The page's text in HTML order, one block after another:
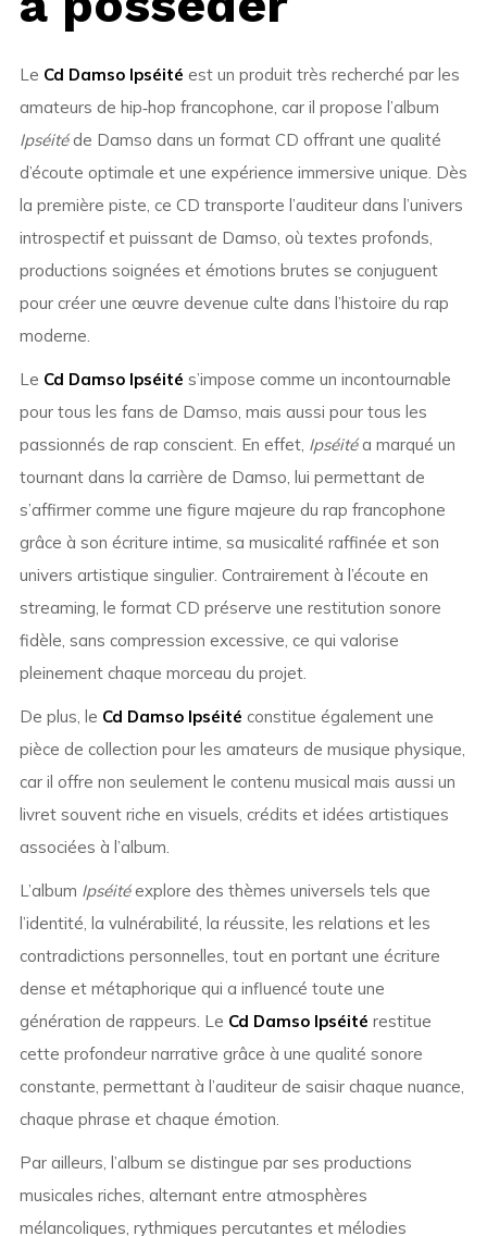
Le Cd Damso Ipséité est un produit très recherché par les
amateurs de hip‑hop francophone, car il propose l’album
Ipséitéde Damso dans un format CD offrant une qualité
d’écoute optimale et une expérience immersive unique. Dès
la première piste, ce CD transporte l’auditeur dans l’univers
introspectif et puissant de Damso, où textes profonds,
productions soignées et émotions brutes se conjuguent
pour créer une œuvre devenue culte dans l’histoire du rap
moderne.
Le Cd Damso Ipséité s’impose comme un incontournable
pour tous les fans de Damso, mais aussi pour tous les
passionnés de rap conscient. En effet, Ipséitéa marqué un
tournant dans la carrière de Damso, lui permettant de
s’affirmer comme une figure majeure du rap francophone
grâce à son écriture intime, sa musicalité raffinée et son
univers artistique singulier. Contrairement à l’écoute en
streaming, le format CD préserve une restitution sonore
fidèle, sans compression excessive, ce qui valorise
pleinement chaque morceau du projet.
De plus, le Cd Damso Ipséité constitue également une
pièce de collection pour les amateurs de musique physique,
car il offre non seulement le contenu musical mais aussi un
livret souvent riche en visuels, crédits et idées artistiques
associées à l’album.
L’album Ipséitéexplore des thèmes universels tels que
l’identité, la vulnérabilité, la réussite, les relations et les
contradictions personnelles, tout en portant une écriture
dense et métaphorique qui a influencé toute une
génération de rappeurs. Le Cd Damso Ipséité restitue
cette profondeur narrative grâce à une qualité sonore
constante, permettant à l’auditeur de saisir chaque nuance,
chaque phrase et chaque émotion.
Par ailleurs, l’album se distingue par ses productions
musicales riches, alternant entre atmosphères
mélancoliques, rythmiques percutantes et mélodies